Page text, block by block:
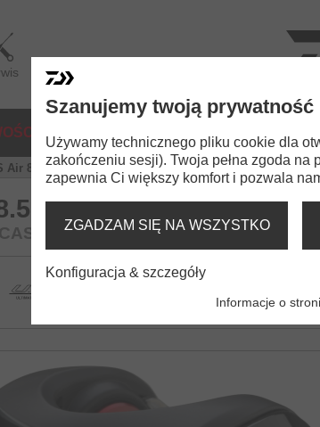
Air 8.5 L
L
Szanujemy twoją prywatność
Używamy technicznego pliku cookie dla
zakończeniu sesji). Twoja pełna zgoda
zapewnia Ci większy komfort i pozwala
ZGADZAM SIĘ NA WSZYSTKO
Konfiguracja & szczegóły
Informacje o